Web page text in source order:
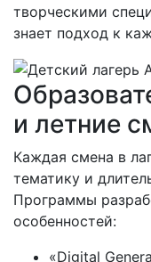
творческими
знает подход к
и летние
Каждая смена в
тематику и
Программы
особенностей:
«Digital